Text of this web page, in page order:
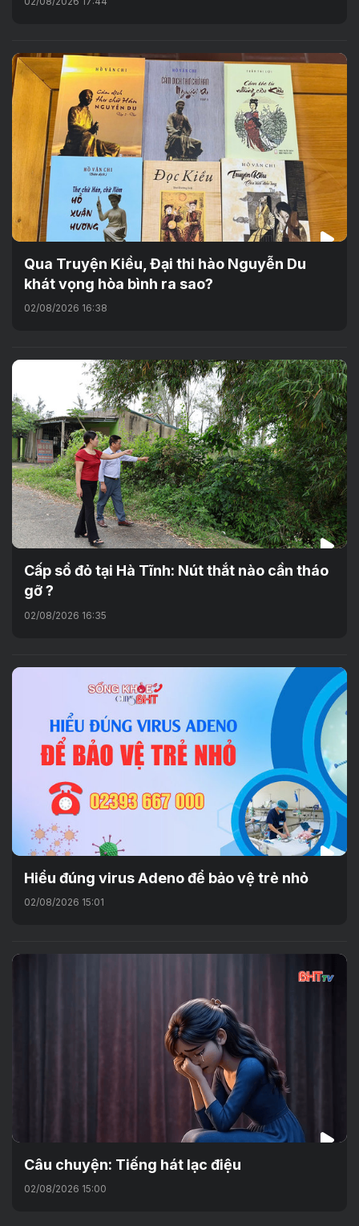
Qua Truyện Kiều, Đại thi hào Nguyễn Du
khát vọng hòa bình ra sao?
02/08/2026 16:38
Cấp sổ đỏ tại Hà Tĩnh: Nút thắt nào cần tháo
gỡ ?
02/08/2026 16:35
Hiểu đúng virus Adeno để bảo vệ trẻ nhỏ
02/08/2026 15:01
Câu chuyện: Tiếng hát lạc điệu
02/08/2026 15:00